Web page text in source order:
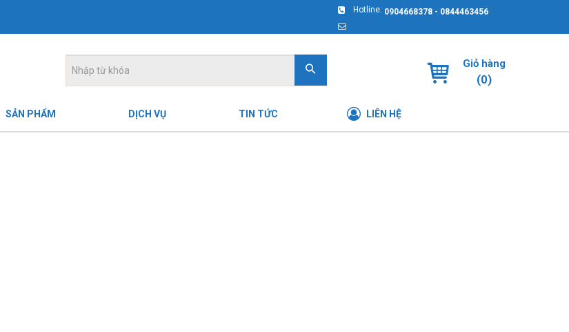
Hotline: 0904668378 - 0844463456
Giỏ hàng
(0)
SẢN PHẨM DỊCH VỤ TIN TỨC LIÊN HỆ